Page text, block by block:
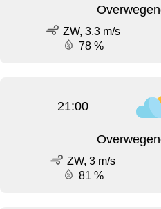
ZW, 3.3 m/s
78 %
21:00
ZW, 3 m/s
81 %